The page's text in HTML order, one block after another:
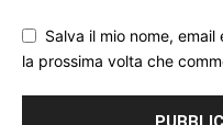
Salva il mio nome,
la prossima volta che